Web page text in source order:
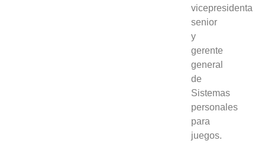
vicepresidenta
senior
y
gerente
general
de
Sistemas
personales
para
juegos.